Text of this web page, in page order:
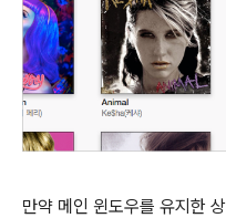
만약 메인 윈도우를 유지한